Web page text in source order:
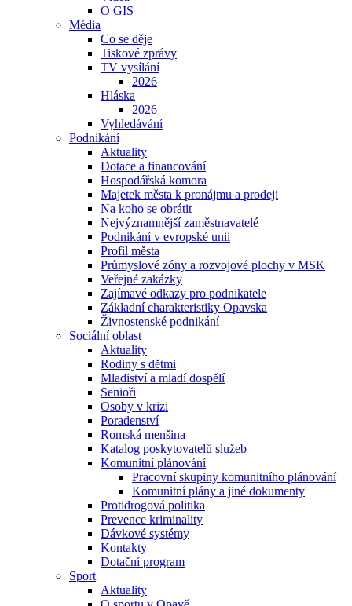
O GIS
Média
Co se děje
Tiskové zprávy
TV vysílání
2026
Hláska
2026
Vyhledávání
Podnikání
Aktuality
Dotace a financování
Hospodářská komora
Majetek města k pronájmu a prodeji
Na koho se obrátit
Nejvýznamnější zaměstnavatelé
Podnikání v evropské unii
Profil města
Průmyslové zóny a rozvojové plochy v MSK
Veřejné zakázky
Zajímavé odkazy pro podnikatele
Základní charakteristiky Opavska
Živnostenské podnikání
Sociální oblast
Aktuality
Rodiny s dětmi
Mladiství a mladí dospělí
Senioři
Osoby v krizi
Poradenství
Romská menšina
Katalog poskytovatelů služeb
Komunitní plánování
Pracovní skupiny komunitního plánování
Komunitní plány a jiné dokumenty
Protidrogová politika
Prevence kriminality
Dávkové systémy
Kontakty
Dotační program
Sport
Aktuality